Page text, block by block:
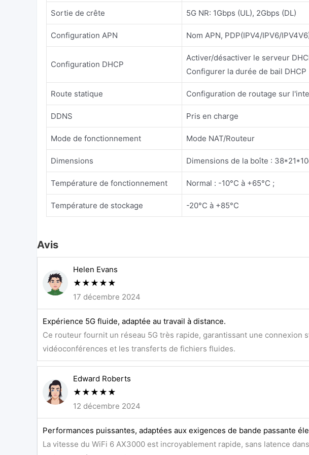
Sortie de crête 5G NR: 1Gbps (UL), 2Gbps (DL)
Configuration APN Nom APN, PDP(IPV4/IPV6/
Configuration DHCP
Activer/désactiver le serveur
Configurer la durée de bail DHCP
Route statique Configuration de routage sur
DDNS Pris en charge
Mode de fonctionnement Mode NAT/Routeur
Dimensions Dimensions de la boîte :
Température de fonctionnement Normal : -10°C à +65°C ;
Température de stockage -20°C à +85°C
Avis
Helen Evans
★ ★ ★ ★ ★
17 décembre 2024
Expérience 5G fluide, adaptée au travail à distance.
Ce routeur fournit un réseau 5G très rapide, garantissant une connexion
vidéoconférences et les transferts de fichiers fluides.
Edward Roberts
★ ★ ★ ★ ★
12 décembre 2024
Performances puissantes, adaptées aux exigences de bande passante
La vitesse du WiFi 6 AX3000 est incroyablement rapide, sans latence